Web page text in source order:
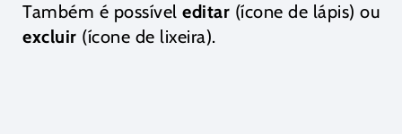
Também é possível editar (ícone de lápis) ou
excluir (ícone de lixeira).